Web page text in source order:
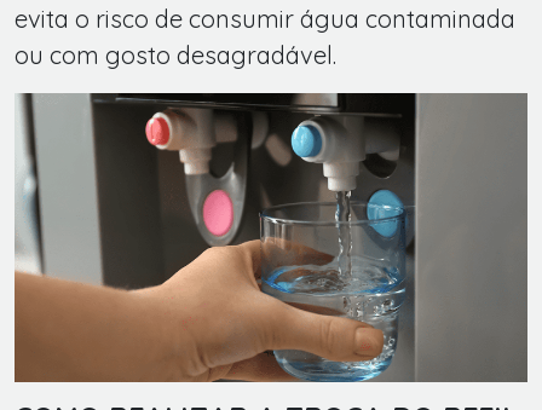
evita o risco de consumir água contaminada
ou com gosto desagradável.